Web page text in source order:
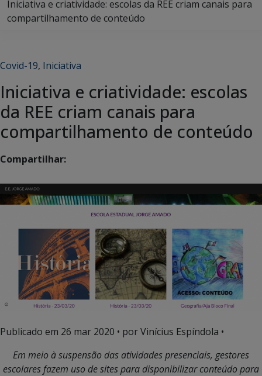
Iniciativa e criatividade: escolas da REE criam canais para
compartilhamento de conteúdo
Covid-19, Iniciativa
Iniciativa e criatividade: escolas
da REE criam canais para
compartilhamento de conteúdo
Compartilhar:
Publicado em 26 mar 2020 • por Vinícius Espíndola •
Em meio à suspensão das atividades presenciais, gestores
escolares fazem uso de sites para disponibilizar conteúdo para